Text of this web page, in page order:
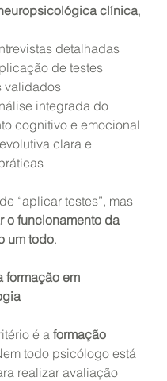
clínica,
entrevistas detalhadas
validados
cognitivo e emocional
“aplicar testes”, mas
o funcionamento da
um todo.
formação em
é a formação
todo psicólogo está
realizar avaliação